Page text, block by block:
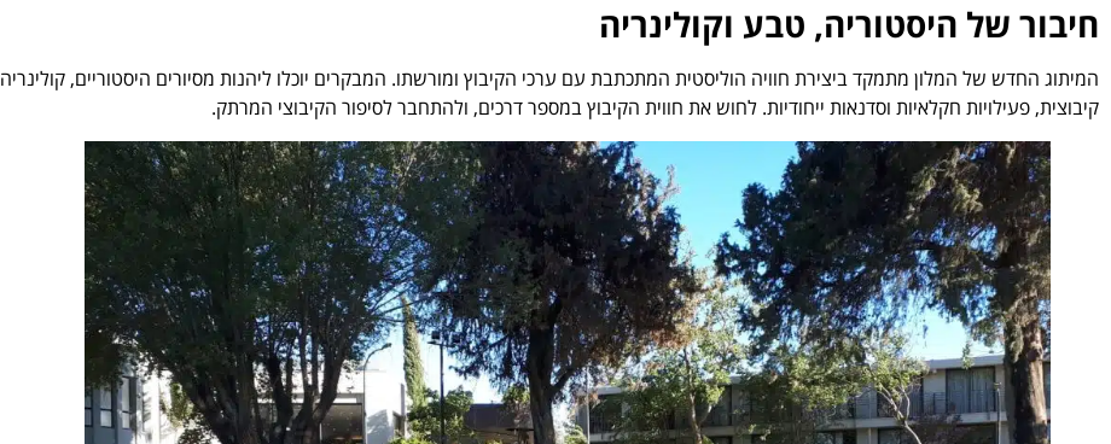
חיבור של היסטוריה, טבע וקולינריה
המיתוג החדש של המלון מתמקד ביצירת חוויה הוליסטית המתכתבת עם ערכי הקיבוץ ומורשתו. המבקרים יוכלו ליהנות מסיורים היסטוריים, קולינריה
קיבוצית, פעילויות חקלאיות וסדנאות ייחודיות. לחוש את חווית הקיבוץ במספר דרכים, ולהתחבר לסיפור הקיבוצי המרתק.